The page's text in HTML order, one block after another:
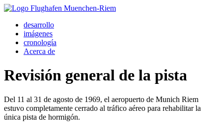
desarrollo
imágenes
cronología
Acerca de
Revisión general de la pista
Del 11 al 31 de agosto de 1969, el aeropuerto de Munich Riem
estuvo completamente cerrado al tráfico aéreo para rehabilitar la
única pista de hormigón.